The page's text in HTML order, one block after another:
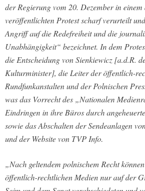
der Regierung vom 20. Dezember in
veröffentlichten Protest scharf verurteilt
Angriff auf die Redefreiheit und die
Unabhängigkeit“ bezeichnet. In dem
die Entscheidung von Sienkiewicz [a.d.R.
Kulturminister], die Leiter der öffentlich-
Rundfunkanstalten und der Polnischen
was das Vorrecht des „Nationalen
Eindringen in ihre Büros durch
sowie das Abschalten der Sendeanlagen
und der Website von TVP Info.
„Nach geltendem polnischem Recht
öffentlich-rechtlichen Medien nur auf der